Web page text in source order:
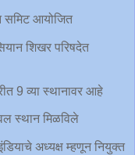
समिट आयोजित
शिखर परिषदेत
9 व्या स्थानावर आहे
स्थान मिळविले
अध्यक्ष म्हणून नियुक्त